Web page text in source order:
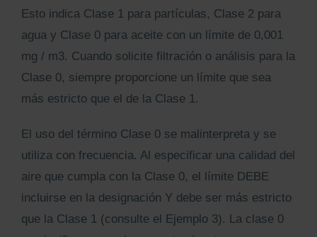
Esto indica Clase 1 para partículas, Clase 2 para
agua y Clase 0 para aceite con un límite de 0,001
mg / m3. Cuando solicite filtración o análisis para la
Clase 0, siempre proporcione un límite que sea
más estricto que el de la Clase 1.
El uso del término Clase 0 se malinterpreta y se
utiliza con frecuencia. Al especificar una calidad del
aire que cumpla con la Clase 0, el límite DEBE
incluirse en la designación Y debe ser más estricto
que la Clase 1 (consulte el Ejemplo 3). La clase 0